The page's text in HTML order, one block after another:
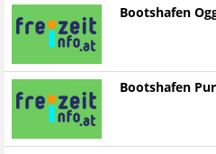
Bootshafen
Bootshafen